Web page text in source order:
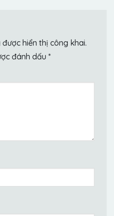
hiển thị công khai.
đánh dấu *